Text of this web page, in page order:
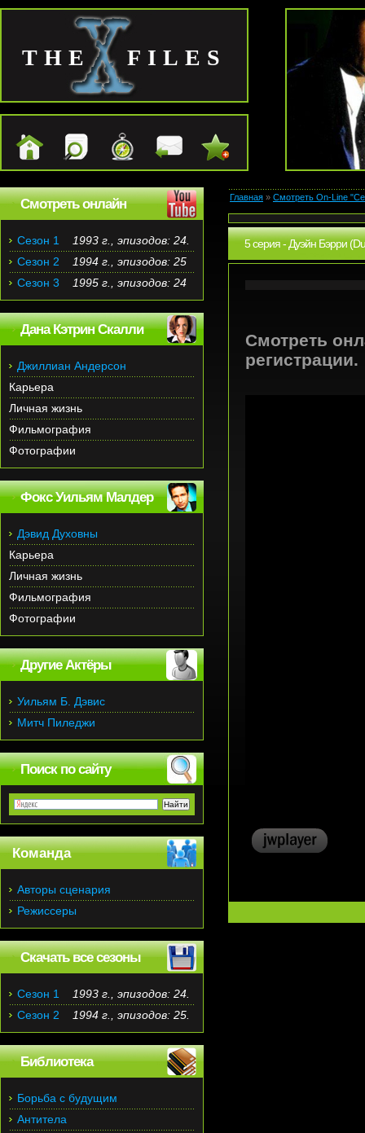
THE FILES
Главная » Смотреть On-Line
5 серия - Дуэйн Бэрри
Смотреть
регистрации.
Смотреть онлайн
Сезон 1
1993 г., эпизодов: 24.
Сезон 2
1994 г., эпизодов: 25
Сезон 3
1995 г., эпизодов: 24
Дана Кэтрин Скалли
Джиллиан Андерсон
Карьера
Личная жизнь
Фильмография
Фотографии
Фокс Уильям Малдер
Дэвид Духовны
Карьера
Личная жизнь
Фильмография
Фотографии
Другие Актёры
Уильям Б. Дэвис
Митч Пиледжи
Поиск по сайту
Команда
Авторы сценария
Режиссеры
Скачать все сезоны
Сезон 1
1993 г., эпизодов: 24.
Сезон 2
1994 г., эпизодов: 25.
Библиотека
Борьба с будущим
Антитела